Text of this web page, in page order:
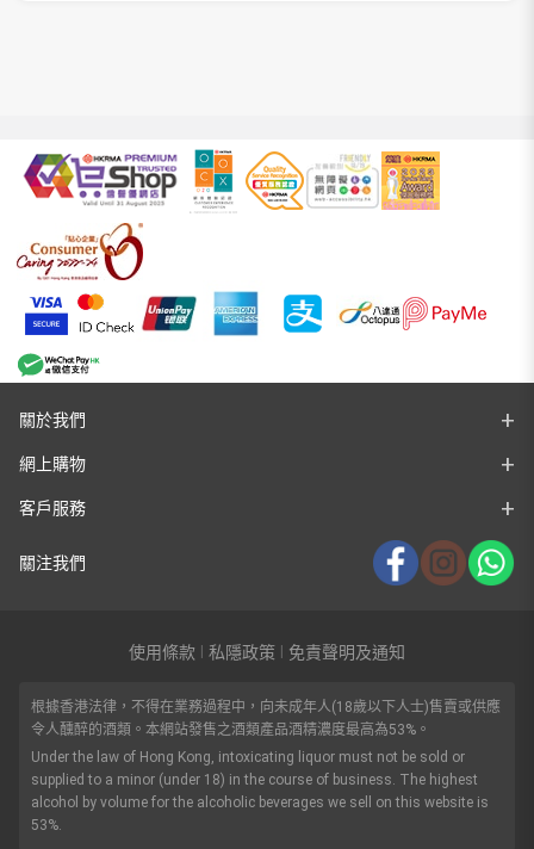
關於我們
網上購物
客戶服務
關注我們
使用條款 私隱政策 免責聲明及通知
根據香港法律，不得在業務過程中，向未成年人(18歲以下人士)售賣或供應
令人醺醉的酒類。本網站發售之酒類產品酒精濃度最高為53%。
Under the law of Hong Kong, intoxicating liquor must not be sold or
supplied to a minor (under 18) in the course of business. The highest
alcohol by volume for the alcoholic beverages we sell on this website is
53%.